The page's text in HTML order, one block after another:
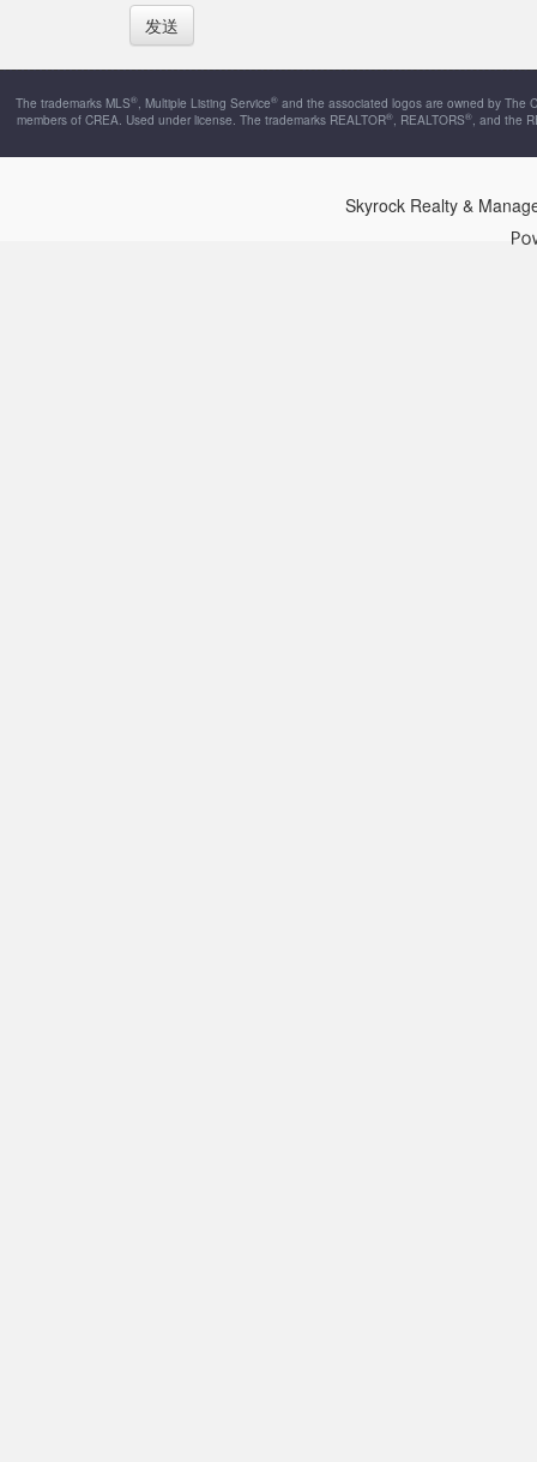
The trademarks MLS®, Multiple Listing Service®and the associated logos are owned by The
members of CREA. Used under license. The trademarks REALTOR®, REALTORS®, and the
Skyrock Realty &